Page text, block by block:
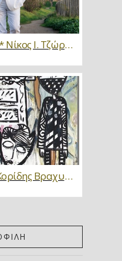
Τέσσερα σονέτα * Νίκος Ι. Τζώρτζης
Κωνσταντίνος Ι. Κορίδης Βραχυγραφίες * Κριτική